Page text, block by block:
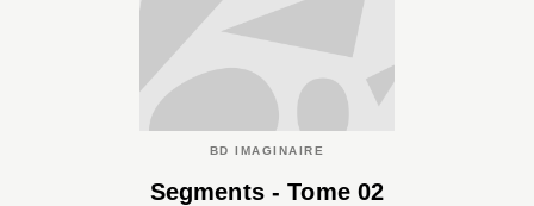
BD IMAGINAIRE
Segments - Tome 02